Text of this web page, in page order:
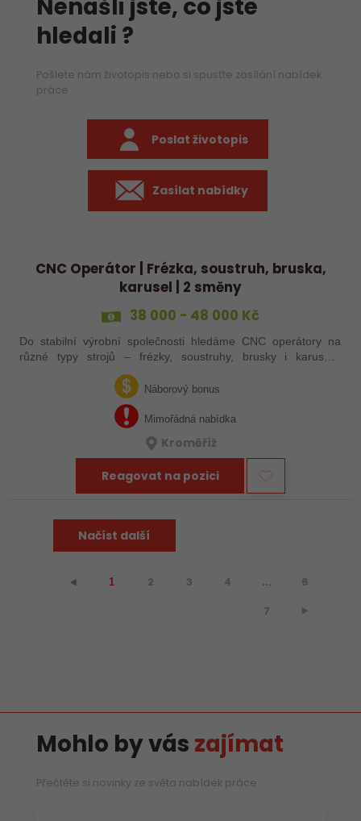
Nenašli jste, co jste
hledali ?
Pošlete nám životopis nebo si spusťte zasílání nabídek
práce
Poslat životopis
Zasílat nabídky
CNC Operátor | Frézka, soustruh, bruska,
karusel | 2 směny
38 000 - 48 000 Kč
Do stabilní výrobní společnosti hledáme CNC operátory na
různé typy strojů – frézky, soustruhy, brusky i karusely.
Uplatnění u nás najdou zkušení obráběči i absolventi
technických oborů, kteří se…Náborový bonus
Mimořádná nabídka
Kroměříž
Reagovat na pozici
Načíst další
⯇ 1 2 3 4 ... 6
7 ⯈
Mohlo by vás zajímat
Přečtěte si novinky ze světa nabídek práce